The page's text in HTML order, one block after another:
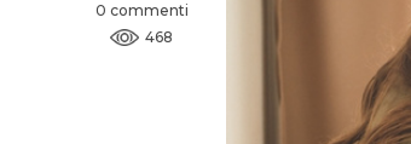
0 commenti
468